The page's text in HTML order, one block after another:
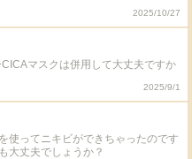
2025/10/27
マスクは併用して大丈夫ですか
2025/9/1
使ってニキビができちゃったのです
大丈夫でしょうか？